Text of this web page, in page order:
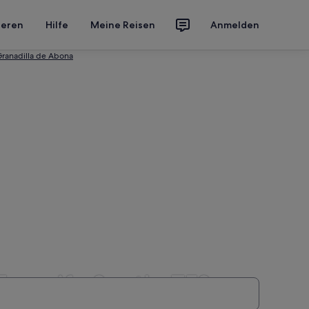
Hilfe Meine Reisen Anmelden
de Abona
South, TFS